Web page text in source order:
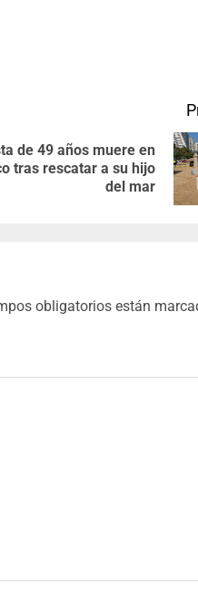
de 49 años muere en
tras rescatar a su hijo
del mar
obligatorios están